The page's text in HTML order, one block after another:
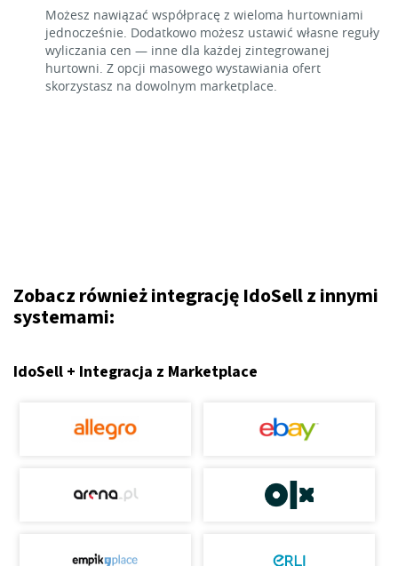
Możesz nawiązać współpracę z wieloma hurtowniami
jednocześnie. Dodatkowo możesz ustawić własne reguły
wyliczania cen — inne dla każdej zintegrowanej
hurtowni. Z opcji masowego wystawiania ofert
skorzystasz na dowolnym marketplace.
Zobacz również integrację IdoSell z innymi
systemami:
IdoSell + Integracja z Marketplace